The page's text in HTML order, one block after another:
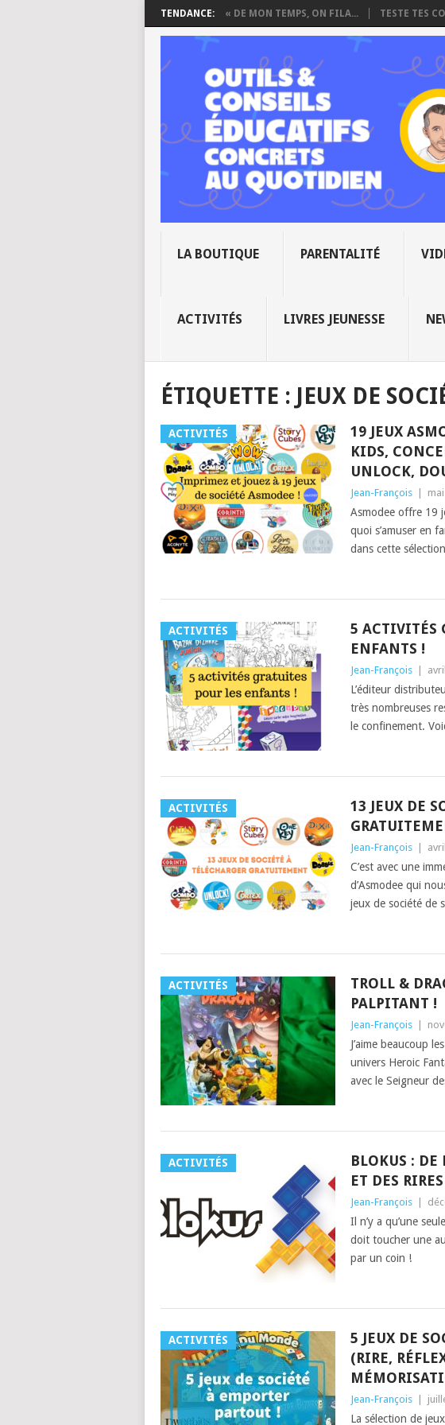
TENDANCE: « DE MON TEMPS, ON FILA... TESTE TES
LA BOUTIQUE PARENTALITÉ
ACTIVITÉS LIVRES JEUNESSE
ÉTIQUETTE : JEUX DE
ACTIVITÉS
19 JEUX
KIDS,
UNLOCK,
Jean-François
Asmodee offre 19
quoi s’amuser en
dans cette
ACTIVITÉS
5 ACTIVITÉS
ENFANTS !
Jean-François
L’éditeur
très nombreuses
le confinement.
ACTIVITÉS
13 JEUX DE
Jean-François
C’est avec une
d’Asmodee qui
jeux de société de
ACTIVITÉS
TROLL &
PALPITANT !
Jean-François
J’aime beaucoup
univers Heroic
avec le Seigneur
ACTIVITÉS
BLOKUS : DE
ET DES
Jean-François
Il n’y a qu’une
doit toucher une
par un coin !
ACTIVITÉS
5 JEUX DE
(RIRE,
Jean-François
La sélection de